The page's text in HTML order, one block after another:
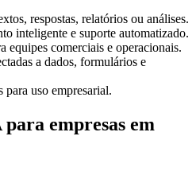
respostas, relatórios ou análises.
inteligente e suporte automatizado.
equipes comerciais e operacionais.
a dados, formulários e
para uso empresarial.
empresas em